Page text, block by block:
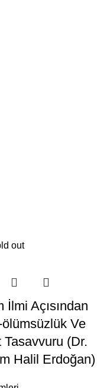
out
İlmi Açısından
Ve
Tasavvuru (Dr.
Halil Erdoğan)